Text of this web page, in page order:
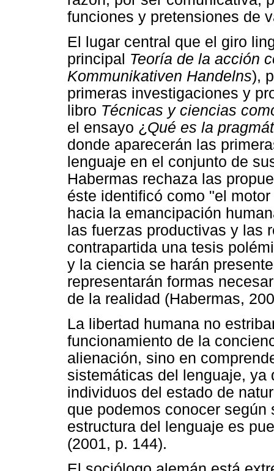
funciones y pretensiones de
El lugar central que el giro
principal Teoría de la acción
Kommunikativen Handelns),
primeras investigaciones y
libro Técnicas y ciencias
el ensayo ¿Qué es la
donde aparecerán las
lenguaje en el conjunto de
Habermas rechaza las
éste identificó como "el
hacia la emancipación
las fuerzas productivas y las
contrapartida una tesis
y la ciencia se harán
representarán formas
de la realidad (Habermas,
La libertad humana no
funcionamiento de la
alienación, sino en
sistemáticas del lenguaje,
individuos del estado de
que podemos conocer
estructura del lenguaje es
(2001, p. 144).